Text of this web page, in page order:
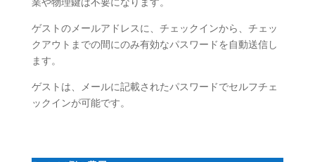
ゲストのメールアドレスに、チェックインから、チェッ
クアウトまでの間にのみ有効なパスワードを自動送信し
ます。
ゲストは、メールに記載されたパスワードでセルフチェ
ックインが可能です。